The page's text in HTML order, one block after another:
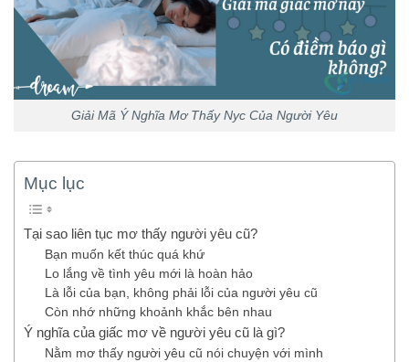
Giải Mã Ý Nghĩa Mơ Thấy Nyc Của Người Yêu
Mục lục
Tại sao liên tục mơ thấy người yêu cũ?
Bạn muốn kết thúc quá khứ
Lo lắng về tình yêu mới là hoàn hảo
Là lỗi của bạn, không phải lỗi của người yêu cũ
Còn nhớ những khoảnh khắc bên nhau
Ý nghĩa của giấc mơ về người yêu cũ là gì?
Nằm mơ thấy người yêu cũ nói chuyện với mình